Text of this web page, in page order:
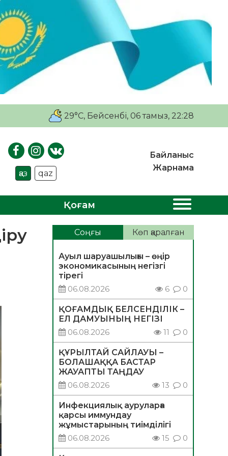
29°C, Бейсенбі, 06 тамыз, 22:28
қаз qaz
Байланыс
Жарнама
Қоғам
Соңғы Көп қаралған
Ауыл шаруашылығы – өңір
экономикасының негізгі
тірегі
06.08.2026
6 0
ҚОҒАМДЫҚ БЕЛСЕНДІЛІК –
ЕЛ ДАМУЫНЫҢ НЕГІЗІ
06.08.2026
11 0
ҚҰРЫЛТАЙ САЙЛАУЫ –
БОЛАШАҚҚА БАСТАР
ЖАУАПТЫ ТАҢДАУ
06.08.2026
13 0
Инфекциялық ауруларға
қарсы иммундау
жұмыстарының тиімділігі
06.08.2026
15 0